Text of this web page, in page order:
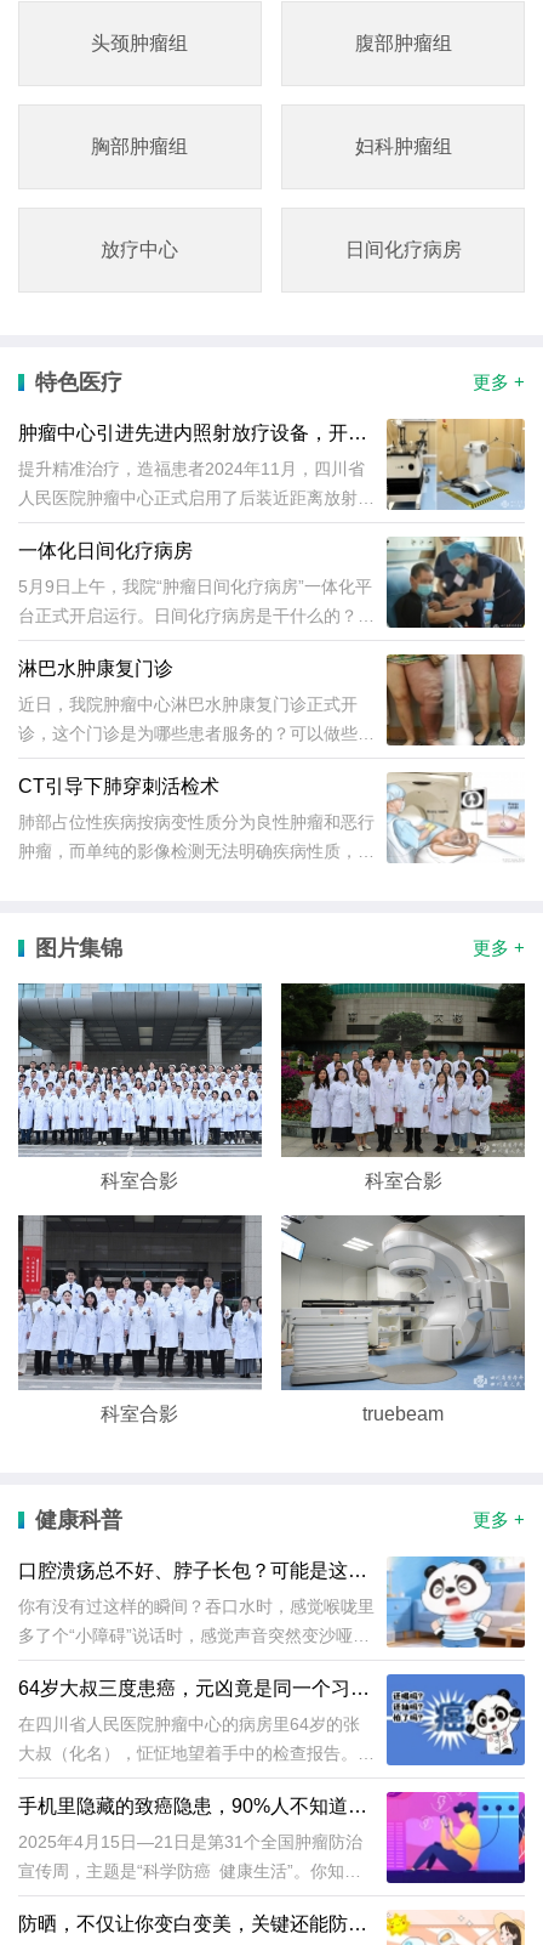
头颈肿瘤组 腹部肿瘤组
胸部肿瘤组 妇科肿瘤组
放疗中心 日间化疗病房
特色医疗 更多 +
肿瘤中心引进先进内照射放疗设备，开启
肿瘤治疗新阶段
提升精准治疗，造福患者2024年11月，四川省
人民医院肿瘤中心正式启用了后装近距离放射治
疗和插植放射治疗设备，这两项内照射技术的引
入标志着医院在肿瘤精准治疗领域迈入了一个全
新阶段，为不同类型的肿瘤患者提供了更加多样
化和精准化的治疗选择。...
一体化日间化疗病房
5月9日上午，我院“肿瘤日间化疗病房”一体化平
台正式开启运行。日间化疗病房是干什么的？可
以提供哪些服务？
淋巴水肿康复门诊
近日，我院肿瘤中心淋巴水肿康复门诊正式开
诊，这个门诊是为哪些患者服务的？可以做些什
么？来了解一下！
CT引导下肺穿刺活检术
肺部占位性疾病按病变性质分为良性肿瘤和恶行
肿瘤，而单纯的影像检测无法明确疾病性质，需
切除活检、经支气管镜活检、胸腔镜活检和经皮
图片集锦 更多 +
科室合影 科室合影
科室合影 truebeam
健康科普 更多 +
口腔溃疡总不好、脖子长包？可能是这种
癌症的高危信号→
你有没有过这样的瞬间？吞口水时，感觉喉咙里
多了个“小障碍”说话时，感觉声音突然变沙哑。
大多数时候，我们甩甩头就忘了心想：多半是上
火。但头颈肿瘤最擅长“演戏”爱扮成上火、口腔
溃疡、慢性咽炎。今天，我们用几分钟，一起做
一次“脸部巡逻”...
64岁大叔三度患癌，元凶竟是同一个习
惯……
在四川省人民医院肿瘤中心的病房里64岁的张
大叔（化名），怔怔地望着手中的检查报告。这
位已经与癌症“缠斗”过两次的大叔，竟又一次被
病魔盯上，确诊为扁桃体癌。而他接连三次与癌
症交锋，根源都指向了那个伴随他30多年的习
惯：烟不离手、酒不离口。
手机里隐藏的致癌隐患，90%人不知道！
（附自救指南）
2025年4月15日—21日是第31个全国肿瘤防治
宣传周，主题是“科学防癌 健康生活”。你知道
吗，据统计，当代人每天解锁手机超150次，手
机已经成了我们的"人体器官延伸，"在不经意间
防晒，不仅让你变白变美，关键还能防